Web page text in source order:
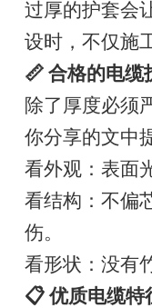
过厚的护套会
设时，不仅施
📏 合格的电缆
除了厚度必须
你分享的文中
看外观：表面
看结构：不偏
伤。
看形状：没有
📋 优质电缆特